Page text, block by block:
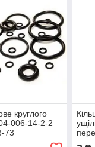
круглого
006-14-2-2
73